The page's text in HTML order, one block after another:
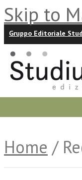
Skip to
Gruppo Editoriale
Home /